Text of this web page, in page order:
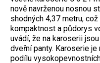
nově navrženou nosnou
shodných 4,37 metru,
kompaktnost a půdorys
uvádí, že na karoserii
dveřní panty. Karoserie
podílu